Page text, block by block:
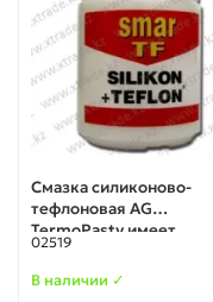
Смазка силиконово-
тефлоновая AG
TermoPasty имеет
широкий диапазон
рабочих температур: от
02519
В наличии ✓